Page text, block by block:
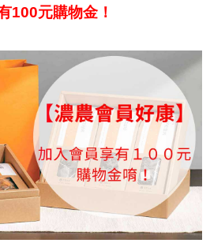
100元購物金！